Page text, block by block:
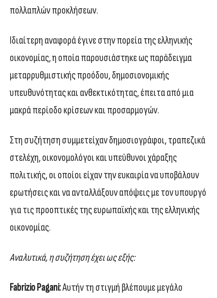
πολλαπλών προκλήσεων.
Ιδιαίτερη αναφορά έγινε στην πορεία της ελληνικής
οικονομίας, η οποία παρουσιάστηκε ως παράδειγμα
μεταρρυθμιστικής προόδου, δημοσιονομικής
υπευθυνότητας και ανθεκτικότητας, έπειτα από μια
μακρά περίοδο κρίσεων και προσαρμογών.
Στη συζήτηση συμμετείχαν δημοσιογράφοι, τραπεζικά
στελέχη, οικονομολόγοι και υπεύθυνοι χάραξης
πολιτικής, οι οποίοι είχαν την ευκαιρία να υποβάλουν
ερωτήσεις και να ανταλλάξουν απόψεις με τον υπουργό
για τις προοπτικές της ευρωπαϊκής και της ελληνικής
οικονομίας.
Αναλυτικά, η συζήτηση έχει ως εξής:
Fabrizio Pagani:Αυτήν τη στιγμή βλέπουμε μεγάλο